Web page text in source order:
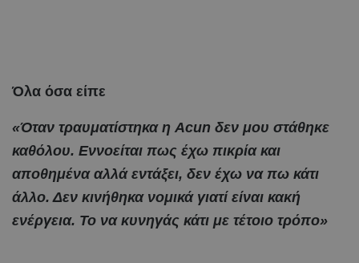
Όλα όσα είπε
«Όταν τραυματίστηκα η Acun δεν μου στάθηκε
καθόλου. Εννοείται πως έχω πικρία και
αποθημένα αλλά εντάξει, δεν έχω να πω κάτι
άλλο. Δεν κινήθηκα νομικά γιατί είναι κακή
ενέργεια. Το να κυνηγάς κάτι με τέτοιο τρόπο»